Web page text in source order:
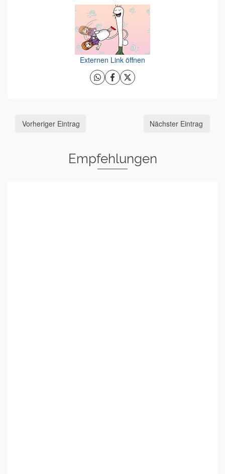
Externen Link öffnen
Vorheriger Eintrag Nächster Eintrag
Empfehlungen